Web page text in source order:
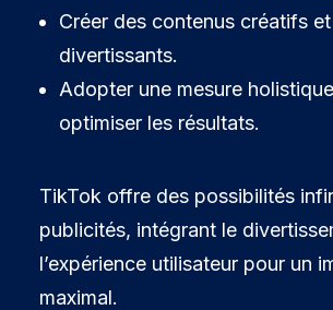
Créer des contenus créatifs et
divertissants.
Adopter une mesure
optimiser les résultats.
TikTok offre des possibilités
publicités, intégrant le
l’expérience utilisateur pour un
maximal.